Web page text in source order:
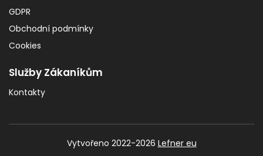
GDPR
Obchodní podmínky
Cookies
Služby Zákaníkům
Kontakty
Vytvořeno 2022-2026 Lefner eu